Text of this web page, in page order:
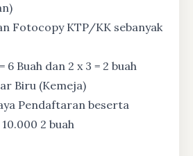
Fotocopy KTP/KK sebanyak
6 Buah dan 2 x 3 = 2 buah
Biru (Kemeja)
Pendaftaran beserta
2 buah